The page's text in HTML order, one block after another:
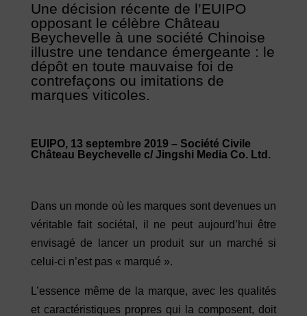
Une décision récente de l’EUIPO
opposant le célèbre Château
Beychevelle à une société Chinoise
illustre une tendance émergeante : le
dépôt en toute mauvaise foi de
contrefaçons ou imitations de
marques viticoles.
EUIPO, 13 septembre 2019 – Société Civile
Château Beychevelle c/ Jingshi Media Co. Ltd.
Dans un monde où les marques sont devenues un
véritable fait sociétal, il ne peut aujourd’hui être
envisagé de lancer un produit sur un marché si
celui-ci n’est pas « marqué ».
L’essence même de la marque, avec les qualités
et caractéristiques propres qui la composent, doit